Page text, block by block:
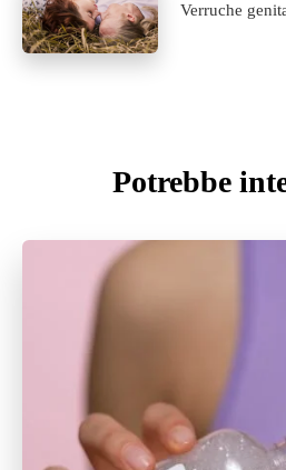
Verruche
Potrebbe